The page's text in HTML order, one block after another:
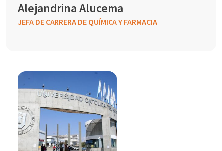
Alejandrina Alucema
JEFA DE CARRERA DE QUÍMICA Y FARMACIA